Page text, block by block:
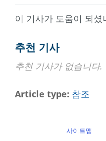
이 기사가 도움이 되셨
추천 기사
추천 기사가 없습니다.
Article type 참조
사이트맵